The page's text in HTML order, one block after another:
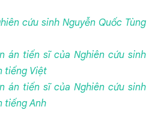
cứu sinh Nguyễn Quốc Tùng
án tiến sĩ của Nghiên cứu sinh
tiếng Việt
án tiến sĩ của Nghiên cứu sinh
tiếng Anh